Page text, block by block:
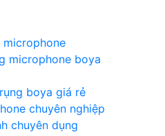
microphone boya
boya giá rẻ
chuyên nghiệp
chuyên dụng